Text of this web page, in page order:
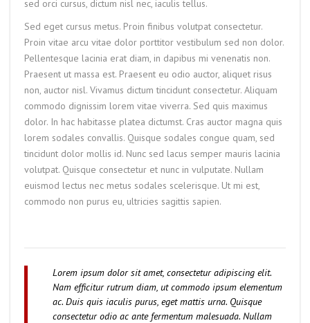
sed orci cursus, dictum nisl nec, iaculis tellus.
Sed eget cursus metus. Proin finibus volutpat consectetur.
Proin vitae arcu vitae dolor porttitor vestibulum sed non dolor.
Pellentesque lacinia erat diam, in dapibus mi venenatis non.
Praesent ut massa est. Praesent eu odio auctor, aliquet risus
non, auctor nisl. Vivamus dictum tincidunt consectetur. Aliquam
commodo dignissim lorem vitae viverra. Sed quis maximus
dolor. In hac habitasse platea dictumst. Cras auctor magna quis
lorem sodales convallis. Quisque sodales congue quam, sed
tincidunt dolor mollis id. Nunc sed lacus semper mauris lacinia
volutpat. Quisque consectetur et nunc in vulputate. Nullam
euismod lectus nec metus sodales scelerisque. Ut mi est,
commodo non purus eu, ultricies sagittis sapien.
Lorem ipsum dolor sit amet, consectetur adipiscing elit.
Nam efficitur rutrum diam, ut commodo ipsum elementum
ac. Duis quis iaculis purus, eget mattis urna. Quisque
consectetur odio ac ante fermentum malesuada. Nullam